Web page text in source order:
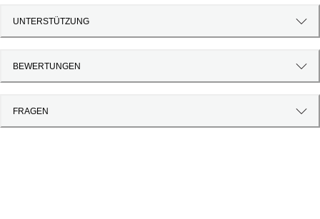
UNTERSTÜTZUNG
BEWERTUNGEN
FRAGEN